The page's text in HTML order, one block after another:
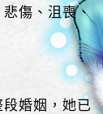
傷、沮喪、
婚姻，她已